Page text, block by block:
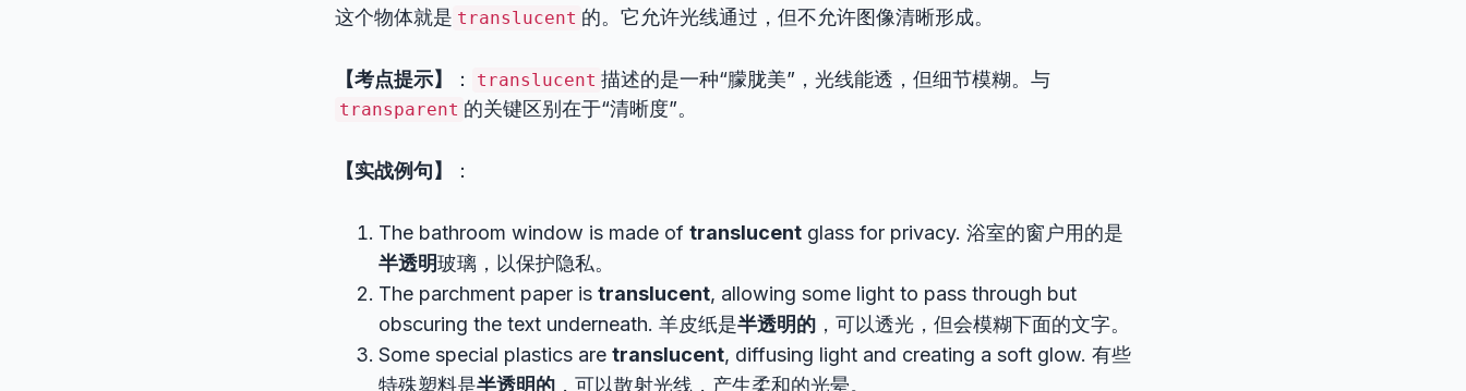
这个物体就是 translucent 的。它允许光线通过，但不允许图像清晰形成。
【考点提示】 ： translucent 描述的是一种“朦胧美”，光线能透，但细节模糊。与
transparent 的关键区别在于“清晰度”。
【实战例句】 ：
The bathroom window is made of translucent glass for privacy. 浴室的窗户用的是
半透明玻璃，以保护隐私。
The parchment paper is translucent, allowing some light to pass through but
obscuring the text underneath. 羊皮纸是半透明的 ，可以透光，但会模糊下面的文字。
Some special plastics are translucent, diffusing light and creating a soft glow. 有些
特殊塑料是半透明的 ，可以散射光线，产生柔和的光晕。